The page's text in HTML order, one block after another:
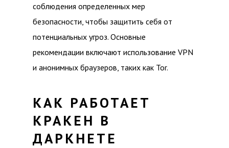
соблюдения определенных мер
безопасности, чтобы защитить себя от
потенциальных угроз. Основные
рекомендации включают использование VPN
и анонимных браузеров, таких как Tor.
КАК РАБОТАЕТ
КРАКЕН В
ДАРКНЕТЕ